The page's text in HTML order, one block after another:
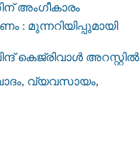
അംഗീകാരം
: മുന്നറിയിപ്പുമായി
കെജ്രിവാള്‍ അറസ്റ്റില്‍
, വ്യവസായം,